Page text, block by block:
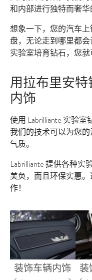
和内部进行独特而奢华
想象一下，您的汽车
盘，无论走到哪里都会
实验室培育钻石，您就
用拉布里安
内饰
使用 Labrilliante 实验
我们的技术可以为您
气质。
Labrilliante 提供各种
美奂，而且环保实惠
作！
装饰车辆内饰
装